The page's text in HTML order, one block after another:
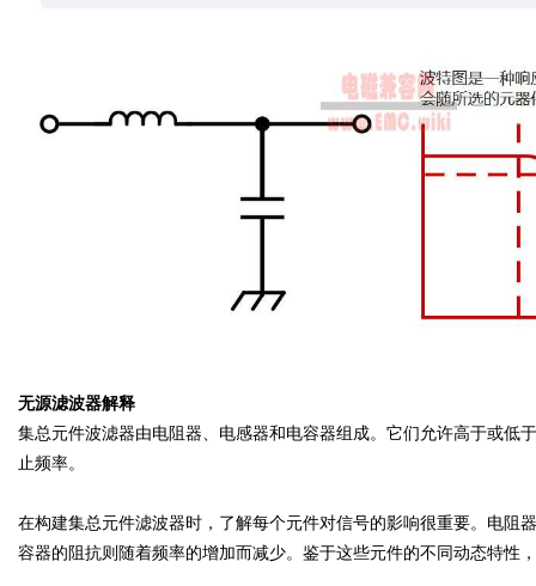
无源滤波器解释
集总元件波滤器由电阻器、电感器和电容器组成。它们允许高于或
止频率。
在构建集总元件滤波器时，了解每个元件对信号的影响很重要。电阻
容器的阻抗则随着频率的增加而减少。鉴于这些元件的不同动态特性